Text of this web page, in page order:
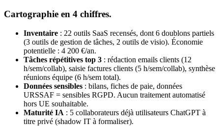
Cartographie en 4 chiffres.
Inventaire : 22 outils SaaS recensés, dont 6 doublons partiels
(3 outils de gestion de tâches, 2 outils de visio). Économie
potentielle : 4 200 €/an.
Tâches répétitives top 3 : rédaction emails clients (12
h/sem/collab), saisie factures clients (5 h/sem/collab), synthèse
réunions équipe (6 h/sem total).
Données sensibles : bilans, fiches de paie, données
URSSAF = sensibles RGPD. Aucun traitement automatisé
hors UE souhaitable.
Maturité IA : 5 collaborateurs déjà utilisateurs ChatGPT à
titre privé (shadow IT à formaliser).